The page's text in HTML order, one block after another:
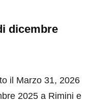
dicembre
il Marzo 31, 2026
2025 a Rimini e